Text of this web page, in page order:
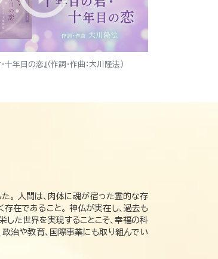
十年目の恋』（作詞・作曲：大川隆法）
。 人間は、肉体に魂が宿った霊的な存
在であること。 神仏が実在し、過去も
た世界を実現することこそ、幸福の科
治や教育、国際事業にも取り組んでい